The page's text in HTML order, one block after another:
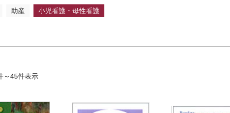
辞典・事典
助産 小児看護・母性看護
～45件表示